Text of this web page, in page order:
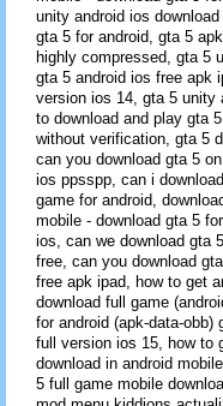
unity android ios
gta 5 for android, gta 5
highly compressed, gta 5
gta 5 android ios free apk
version ios 14, gta 5 unity
to download and play gta
without verification, gta 5
can you download gta 5
ios ppsspp, can i
game for android,
mobile - download gta 5
ios, can we download gta
free, can you download
free apk ipad, how to get
download full game
for android (apk-data-obb)
full version ios 15, how to
download in android
5 full game mobile